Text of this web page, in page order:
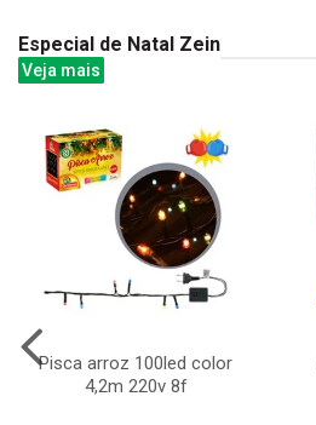
Especial de Natal Zein
Veja mais
Pisca arroz 100led color
4,2m 220v 8f